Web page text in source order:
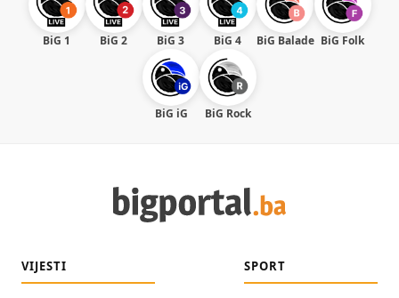
BiG 1 BiG 2 BiG 3 BiG 4 BiG Balade BiG Folk
BiG iG BiG Rock
VIJESTI SPORT